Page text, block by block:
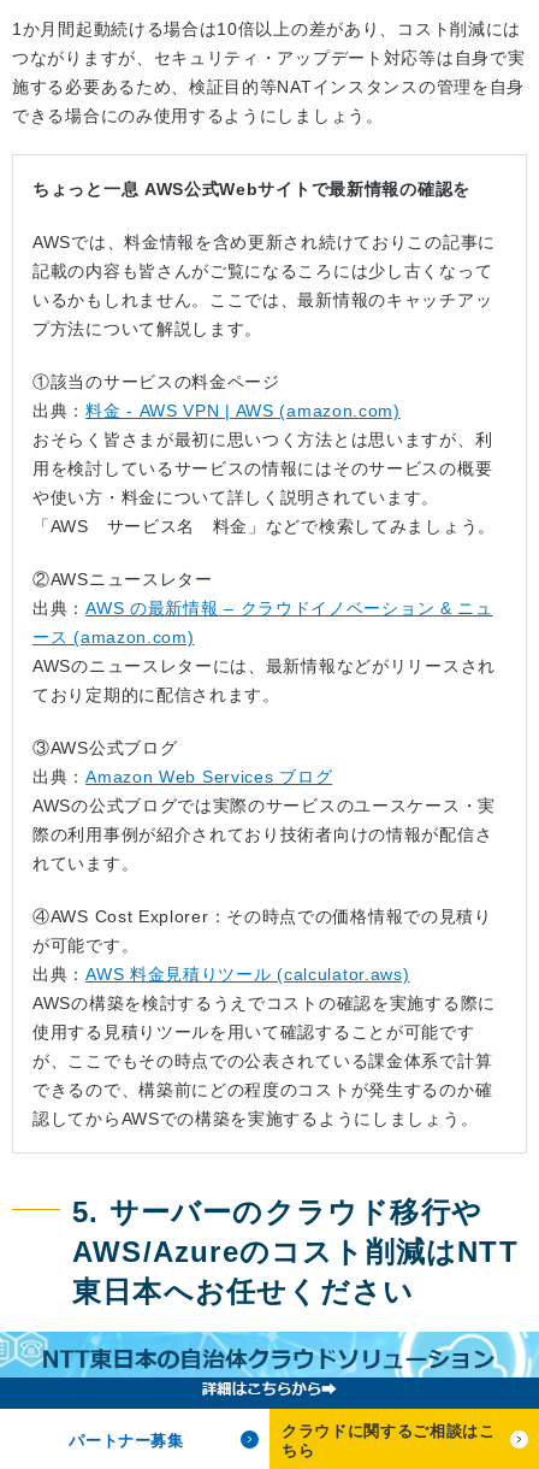
1か月間起動続ける場合は10倍以上の差があり、コスト削減には
つながりますが、セキュリティ・アップデート対応等は自身で実
施する必要あるため、検証目的等NATインスタンスの管理を自身
できる場合にのみ使用するようにしましょう。
ちょっと一息 AWS公式Webサイトで最新情報の確認を
AWSでは、料金情報を含め更新され続けておりこの記事に
記載の内容も皆さんがご覧になるころには少し古くなって
いるかもしれません。ここでは、最新情報のキャッチアッ
プ方法について解説します。
①該当のサービスの料金ページ
出典：料金 - AWS VPN | AWS (amazon.com)
おそらく皆さまが最初に思いつく方法とは思いますが、利
用を検討しているサービスの情報にはそのサービスの概要
や使い方・料金について詳しく説明されています。
「AWS サービス名 料金」などで検索してみましょう。
②AWSニュースレター
出典：AWS の最新情報 – クラウドイノベーション & ニュ
ース (amazon.com)
AWSのニュースレターには、最新情報などがリリースされ
ており定期的に配信されます。
③AWS公式ブログ
出典：Amazon Web Services ブログ
AWSの公式ブログでは実際のサービスのユースケース・実
際の利用事例が紹介されており技術者向けの情報が配信さ
れています。
④AWS Cost Explorer：その時点での価格情報での見積り
が可能です。
出典：AWS 料金見積りツール (calculator.aws)
AWSの構築を検討するうえでコストの確認を実施する際に
使用する見積りツールを用いて確認することが可能です
が、ここでもその時点での公表されている課金体系で計算
できるので、構築前にどの程度のコストが発生するのか確
認してからAWSでの構築を実施するようにしましょう。
5. サーバーのクラウド移行や
AWS/Azureのコスト削減はNTT
東日本へお任せください
①NTT東日本では、「ゼロからのクラウド化」をワンストップで
支援いたします。
②NTT東日本では、300社のお客さまのクラウド導入・運用の実
績があり、運用に関するトラブルは24時間365日サポートするプ
パートナー募集
クラウドに関するご相談はこ
ちら